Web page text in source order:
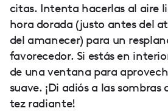
citas. Intenta hacerlas al aire
hora dorada (justo antes del
del amanecer) para un
favorecedor. Si estás en
de una ventana para
suave. ¡Di adiós a las
tez radiante!